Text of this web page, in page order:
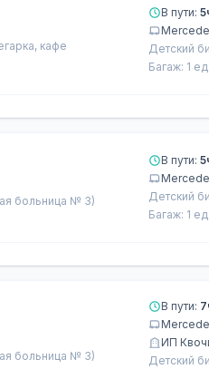
кафе
В пути:
Детский
Багаж: 1
больница № 3)
В пути:
Детский
Багаж: 1
больница № 3)
В пути:
ИП
Детский